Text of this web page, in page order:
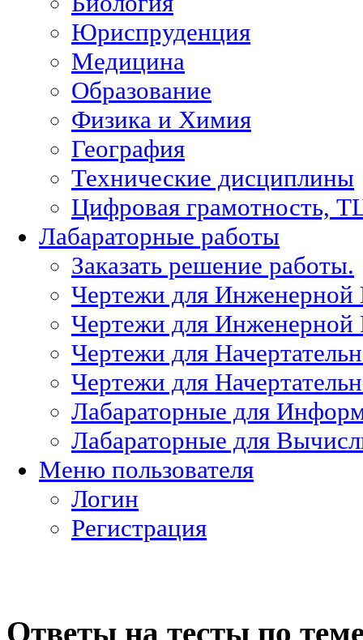
Юриспруденция
Медицина
Образование
Физика и Химия
География
Технические дисциплины
Цифровая грамотность,
Лабараторные работы
Заказать решение работы.
Чертежи для
Чертежи для
Чертежи для
Чертежи для
Лабараторные для
Лабараторные для
Меню пользователя
Логин
Регистрация
Ответы на тесты по